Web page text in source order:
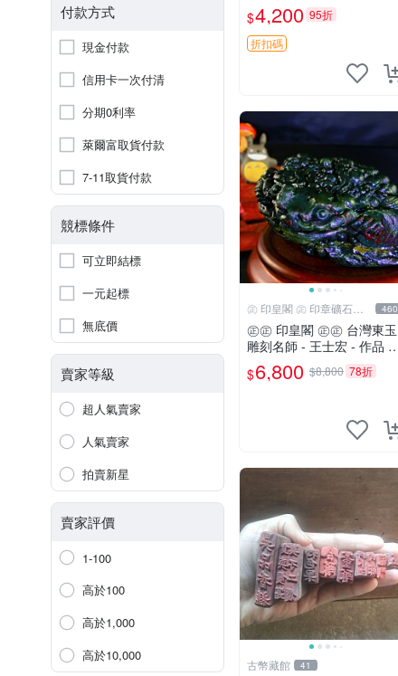
付款方式
現金付款
信用卡一次付清
分期0利率
萊爾富取貨付款
7-11取貨付款
競標條件
可立即結標
一元起標
無底價
賣家等級
超人氣賣家
人氣賣家
拍賣新星
賣家評價
1-100
高於100
高於1,000
高於10,000
推薦收藏 銅製秤砣 油行古
蹟 重量精準 稱重工具 古董
秤砣 秤具收藏 秣lashes
$4,200 95折
折扣碼
㊣ 印皇閣 ㊣ 印章礦石批
發
460
㊣㊣ 印皇閣 ㊣㊣ 台灣東玉
雕刻名師 - 王士宏 - 作品 -
三足金蟾蜍 - 萬貫錢財 (師-
01)
$6,800 $8,800 78折
古幣藏館 41